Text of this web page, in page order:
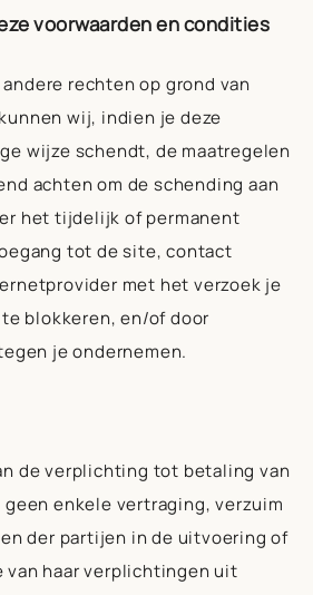
voorwaarden en condities
rechten op grond van
wij, indien je deze
wijze schendt, de maatregelen
achten om de schending aan
het tijdelijk of permanent
tot de site, contact
met het verzoek je
blokkeren, en/of door
je ondernemen.
de verplichting tot betaling van
enkele vertraging, verzuim
der partijen in de uitvoering of
van haar verplichtingen uit